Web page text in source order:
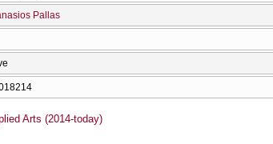
Pallas
Arts (2014-today)